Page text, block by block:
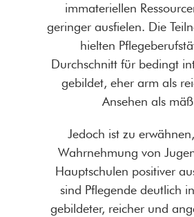
immateriellen
geringer ausfielen. Die
hielten
Durchschnitt für bedingt
gebildet, eher arm als
Ansehen als
Jedoch ist zu
Wahrnehmung von
Hauptschulen positiver
sind Pflegende deutlich
gebildeter, reicher und